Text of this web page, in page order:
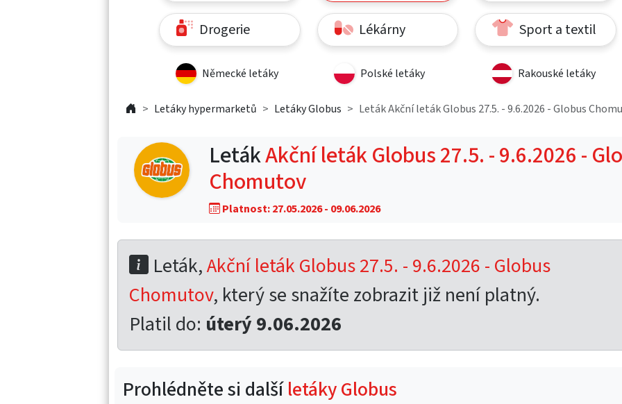
Drogerie Lékárny Sport a textil
Německé letáky Polské letáky Rakouské letáky
Letáky hypermarketů Letáky Globus Leták Akční leták Globus 27.5. - 9.6.2026 - Globus
LetákAkční leták Globus 27.5. - 9.6.2026 -
Chomutov
Platnost: 27.05.2026 - 09.06.2026
Leták,Akční leták Globus 27.5. - 9.6.2026 - Globus
Chomutov, který se snažíte zobrazit již není platný.
Platil do: úterý 9.06.2026
Prohlédněte si dalšíletáky Globus